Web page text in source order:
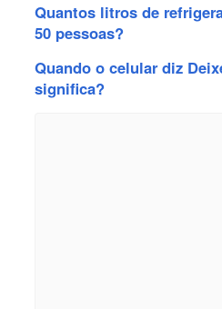
Quantos litros de
50 pessoas?
Quando o celular diz
significa?